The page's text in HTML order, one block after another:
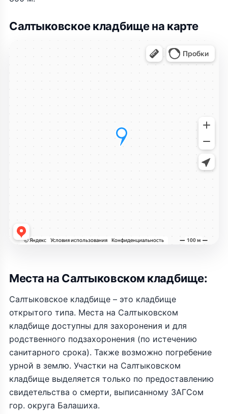
Салтыковское кладбище на карте
Места на Салтыковском кладбище:
Салтыковское кладбище – это кладбище
открытого типа. Места на Салтыковском
кладбище доступны для захоронения и для
родственного подзахоронения (по истечению
санитарного срока). Также возможно погребение
урной в землю. Участки на Салтыковском
кладбище выделяется только по предоставлению
свидетельства о смерти, выписанному ЗАГСом
гор. округа Балашиха.